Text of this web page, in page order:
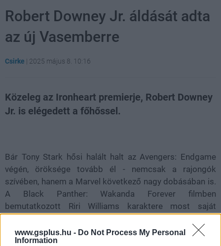
www.gsplus.hu - Do Not Process My Personal
Information
Robert Downey Jr. áldását adta
az új Vasemberre
Csirke | 2025 május 8. 10:16
Közeleg az Ironheart premierje, Robert Downey
Jr. is elégedett a főhőssel.
Bár Tony Stark hősi halált halt az Avengers: Endgame
végén, öröksége tovább él - nemcsak a rajongók
szívében, hanem a Marvel következő nagy dobásában is.
A Black Panther: Wakanda Forever filmben
bemutatkozott Riri Williams karaktere most saját
én debütál a Disney+-on.